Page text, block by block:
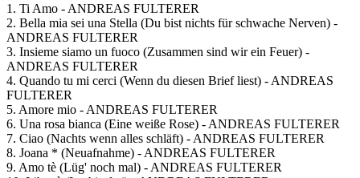
1. Ti Amo - ANDREAS FULTERER
2. Bella mia sei una Stella (Du bist nichts für schwache Nerven) -
ANDREAS FULTERER
3. Insieme siamo un fuoco (Zusammen sind wir ein Feuer) -
ANDREAS FULTERER
4. Quando tu mi cerci (Wenn du diesen Brief liest) - ANDREAS
FULTERER
5. Amore mio - ANDREAS FULTERER
6. Una rosa bianca (Eine weiße Rose) - ANDREAS FULTERER
7. Ciao (Nachts wenn alles schläft) - ANDREAS FULTERER
8. Joana * (Neuafnahme) - ANDREAS FULTERER
9. Amo tè (Lüg' noch mal) - ANDREAS FULTERER